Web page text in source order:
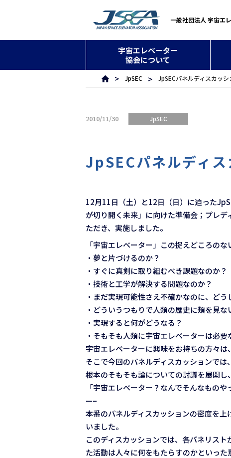
一般社団法人 宇宙エ
宇宙エレベーター
協会について
JpSEC JpSECパネルディスカッ
2010/11/30 JpSEC
JpSECパネルディ
12月11日（土）と12日（日）に迫った
が切り開く未来」に向けた準備会；プレ
ただき、実施しました。
「宇宙エレベーター」この捉えどころの
・夢と片づけるのか？
・すぐに真剣に取り組むべき課題なのか？
・技術と工学が解決する問題なのか？
・まだ実現可能性さえ不確かなのに、ど
・どういうつもりで人類の歴史に類を見
・実現すると何がどうなる？
・そもそも人類に宇宙エレベーターは必要
宇宙エレベーターに興味をお持ちの方々は
そこで今回のパネルディスカッションで
根本のそもそも論についての討議を展開し
「宇宙エレベーター？なんでそんなもの
—–
本番のパネルディスカッションの密度を
いました。
このディスカッションでは、各パネリス
た活動は人々に何をもたらすのかといった